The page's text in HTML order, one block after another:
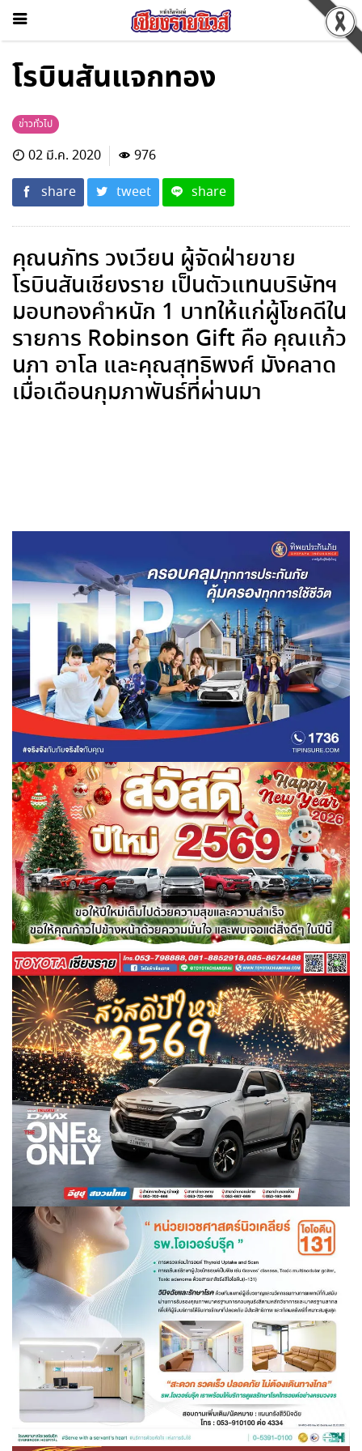
โรบินสันแจกทอง
ข่าวทั่วไป
02 มี.ค. 2020
976
share
tweet share
คุณนภัทร วงเวียน ผู้จัดฝ่ายขาย
โรบินสันเชียงราย เป็นตัวแทนบริษัทฯ
มอบทองคำหนัก 1 บาทให้แก่ผู้โชคดีใน
รายการ Robinson Gift คือ คุณแก้ว
นภา อาโล และคุณสุทธิพงศ์ มังคลาด
เมื่อเดือนกุมภาพันธ์ที่ผ่านมา